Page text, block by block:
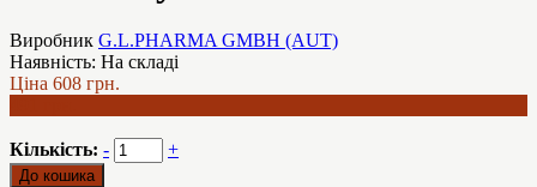
Виробник G.L.PHARMA GMBH (AUT)
Наявність: На складі
Ціна 608 грн.
Кількість: - +